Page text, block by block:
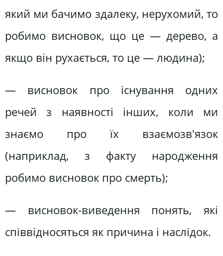
який ми бачимо здалеку, нерухомий, то
робимо висновок, що це — дерево, а
якщо він рухається, то це — людина);
— висновок про існування одних
речей з наявності інших, коли ми
знаємо про їх взаємозв'язок
(наприклад, з факту народження
робимо висновок про смерть);
— висновок-виведення понять, які
співвідносяться як причина і наслідок.